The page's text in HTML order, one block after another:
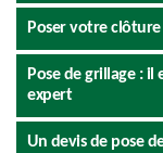
Poser votre
Pose de grillage :
expert
Un devis de pose